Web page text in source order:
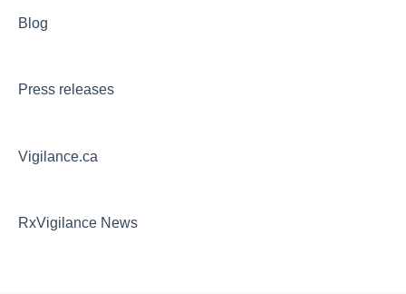
Blog
Press releases
Vigilance.ca
RxVigilance News